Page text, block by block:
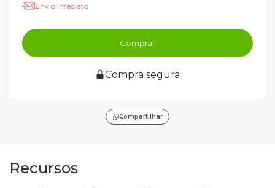
Envio imediato
Comprar
Compra segura
Compartilhar
Recursos